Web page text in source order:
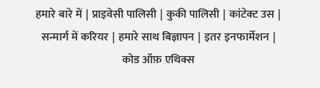
हमारे बारे में प्राइवेसी पालिसी कुकी पालिसी कांटेक्ट उस
सन्मार्ग में करियर हमारे साथ बिज्ञापन इतर इनफार्मेशन
कोड ऑफ़ एथिक्स